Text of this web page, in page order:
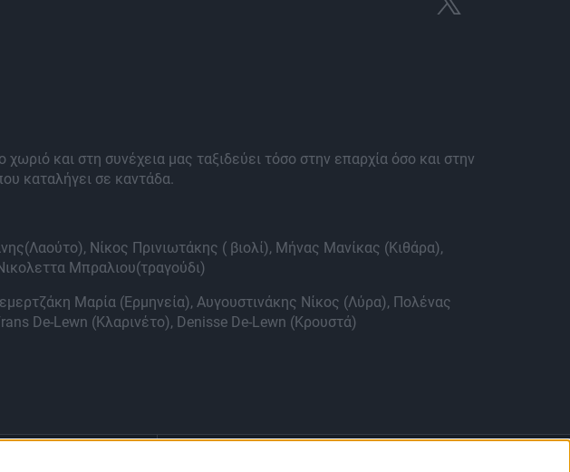
και στη συνέχεια μας ταξιδεύει τόσο στην επαρχία όσο και στην
καταλήγει σε καντάδα.
Νίκος Πρινιωτάκης ( βιολί), Μήνας Μανίκας (Κιθάρα),
Μπραλιου(τραγούδι)
Μαρία (Ερμηνεία), Αυγουστινάκης Νίκος (Λύρα), Πολένας
De-Lewn (Κλαρινέτο), Denisse De-Lewn (Κρουστά)